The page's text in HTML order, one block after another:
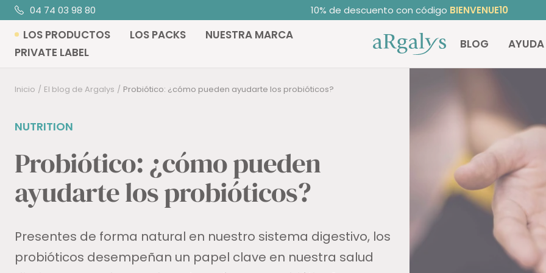
Saltar
al
contenido
04 74 03 98 80 10% de descuento con código BIENVENUE10
LOS PRODUCTOS LOS PACKS
NUESTRA MARCA
PRIVATE LABEL
ARGALYS BLOG AYUDA
Inicio El blog de Argalys Probiótico: ¿cómo pueden ayudarte los probióticos?
NUTRITION
Probiótico: ¿cómo pueden
ayudarte los probióticos?
Presentes de forma natural en nuestro sistema digestivo, los
probióticos desempeñan un papel clave en nuestra salud